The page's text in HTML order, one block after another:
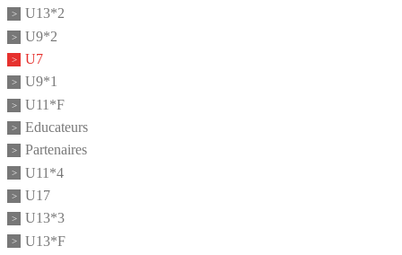
U13*2
U9*2
U7
U9*1
U11*F
Educateurs
Partenaires
U11*4
U17
U13*3
U13*F